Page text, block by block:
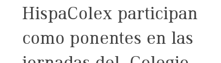
HispaColex participan
como ponentes en las